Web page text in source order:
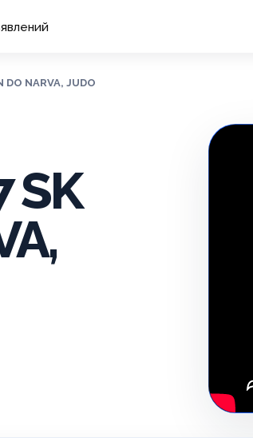
DO NARVA, JUDO
SK